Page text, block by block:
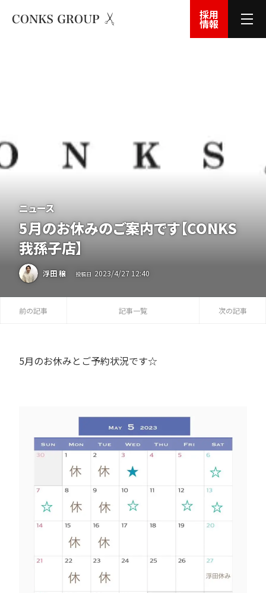
採用
情報
ニュース
5月のお休みのご案内です【CONKS
我孫子店】
浮田 穣 投稿日 2023/4/2712:40
前の記事 記事一覧 次の記事
5月のお休みとご予約状況です☆